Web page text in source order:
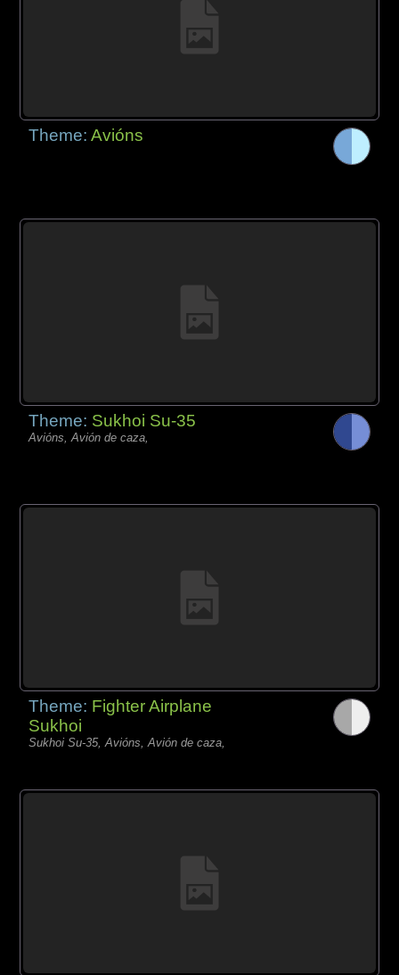
Theme:Avións
Theme: Sukhoi Su-35
Avións, Avión de caza,
Theme: Fighter Airplane
Sukhoi
Sukhoi Su-35, Avións, Avión de caza,